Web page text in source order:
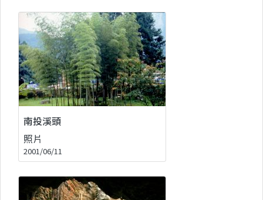
南投溪頭
照片
2001/06/11